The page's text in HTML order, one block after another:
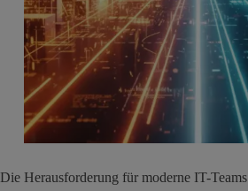
Die Herausforderung für moderne IT-Teams